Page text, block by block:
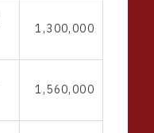
1,300,000
1,560,000